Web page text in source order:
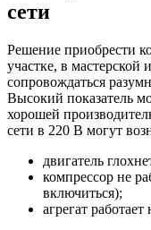
сети
Решение приобрести
участке, в мастерской
сопровождаться
Высокий показатель
хорошей
сети в 220 В могут
двигатель
компрессор не
включиться);
агрегат